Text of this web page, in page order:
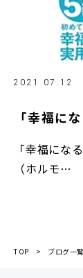
2021.07.12
「幸福に
「幸福にな
（ホルモ…
TOP ブログ一覧